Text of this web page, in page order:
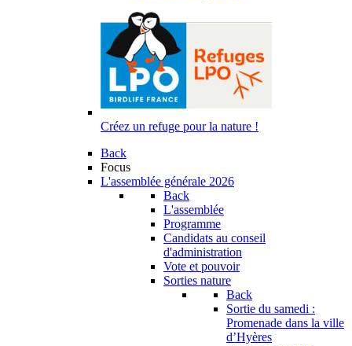
Créez un refuge pour la nature !
Back
Focus
L'assemblée générale 2026
Back
L'assemblée
Programme
Candidats au conseil
d'administration
Vote et pouvoir
Sorties nature
Back
Sortie du samedi :
Promenade dans la ville
d’Hyères